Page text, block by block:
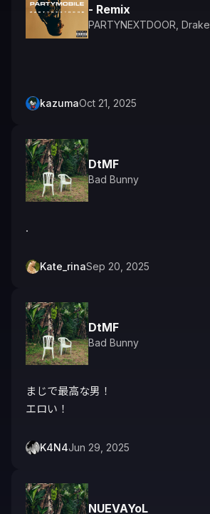
- Remix
PARTYNEXTDOOR Drake
kazumaOct 21, 2025
DtMF
Bad Bunny
.
Kate_rinaSep 20, 2025
DtMF
Bad Bunny
まじで最高な男！
エロい！
K4N4Jun 29, 2025
NUEVAYoL